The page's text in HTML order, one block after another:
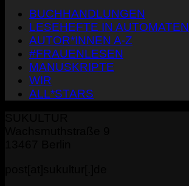
BUCHHANDLUNGEN
LESEHEFTE IN AUTOMATEN
AUTOR*INNEN A-Z
#FRAUENLESEN
MANUSKRIPTE
WIR
ALL*STARS